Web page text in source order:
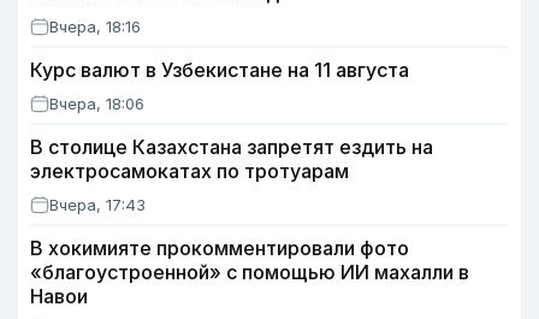
Вчера, 18:16
Курс валют в Узбекистане на 11 августа
Вчера, 18:06
В столице Казахстана запретят ездить на
электросамокатах по тротуарам
Вчера, 17:43
В хокимияте прокомментировали фото
«благоустроенной» с помощью ИИ махалли в
Навои